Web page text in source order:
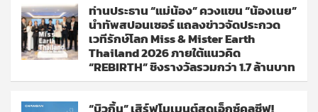
ท่านประธาน “แม่น้อง” ควงแขน “น้องเนย”
นำทัพสปอนเซอร์ แถลงข่าวจัดประกวด
เวทีรักษ์โลก Miss & Mister Earth
Thailand 2026 ภายใต้แนวคิด
“REBIRTH” ชิงรางวัลรวมกว่า 1.7 ล้านบาท
“บิวกิ้น” เสิร์ฟโมเมนต์สุดเอ็กซ์คลูซีฟ!